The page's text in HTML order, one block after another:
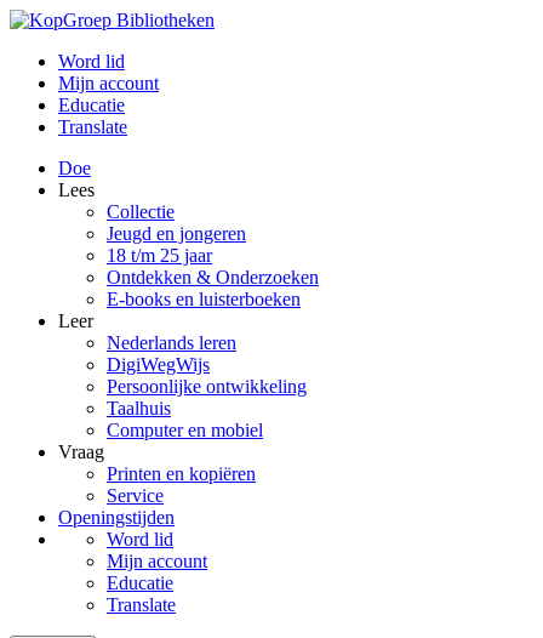
Word lid
Mijn account
Educatie
Translate
Doe
Lees
Collectie
Jeugd en jongeren
18 t/m 25 jaar
Ontdekken & Onderzoeken
E-books en luisterboeken
Leer
Nederlands leren
DigiWegWijs
Persoonlijke ontwikkeling
Taalhuis
Computer en mobiel
Vraag
Printen en kopiëren
Service
Openingstijden
Word lid
Mijn account
Educatie
Translate